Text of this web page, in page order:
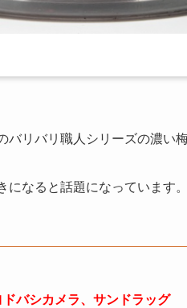
リバリ職人シリーズの濃い
なると話題になっています。
バシカメラ、サンドラッグ